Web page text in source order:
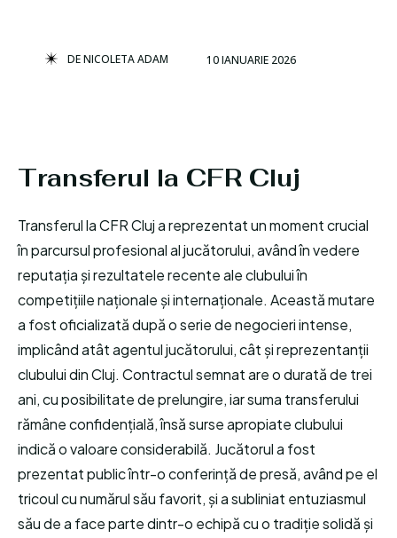
DENICOLETA ADAM 10 IANUARIE 2026
Transferul la CFR Cluj
Transferul la CFR Cluj a reprezentat un moment crucial
în parcursul profesional al jucătorului, având în vedere
reputația și rezultatele recente ale clubului în
competițiile naționale și internaționale. Această mutare
a fost oficializată după o serie de negocieri intense,
implicând atât agentul jucătorului, cât și reprezentanții
clubului din Cluj. Contractul semnat are o durată de trei
ani, cu posibilitate de prelungire, iar suma transferului
rămâne confidențială, însă surse apropiate clubului
indică o valoare considerabilă. Jucătorul a fost
prezentat public într-o conferință de presă, având pe el
tricoul cu numărul său favorit, și a subliniat entuziasmul
său de a face parte dintr-o echipă cu o tradiție solidă și